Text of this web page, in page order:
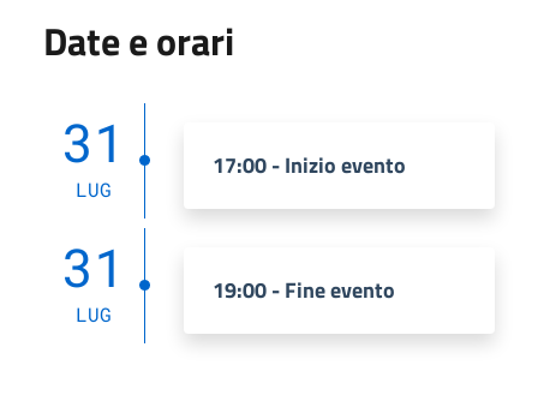
Date e orari
31
LUG
17:00 - Inizio evento
31
LUG
19:00 - Fine evento